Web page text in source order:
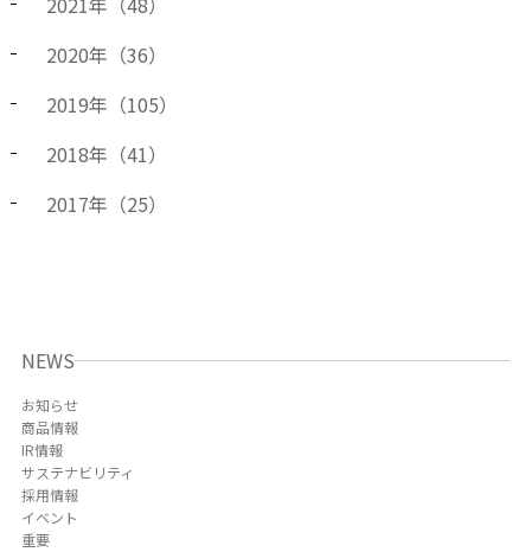
2020年（36）
2019年（105）
2018年（41）
2017年（25）
NEWS
お知らせ
商品情報
IR情報
サステナビリティ
採用情報
イベント
重要